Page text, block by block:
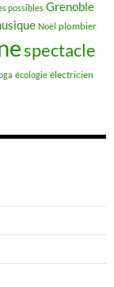
possibles Grenoble
Noël plombier
spectacle
écologie électricien